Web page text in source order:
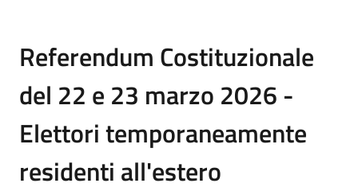
Referendum Costituzionale
del 22 e 23 marzo 2026 -
Elettori temporaneamente
residenti all'estero